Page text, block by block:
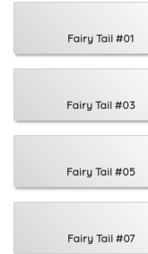
Fairy Tail #01
Fairy Tail #03
Fairy Tail #05
Fairy Tail #07